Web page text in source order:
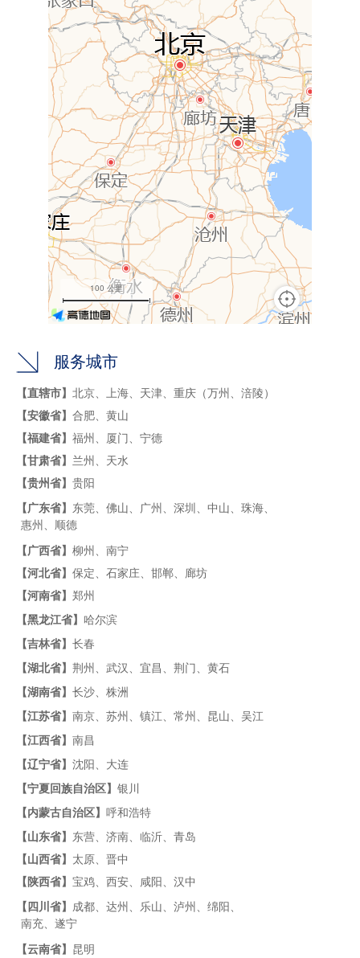
服务城市
【直辖市】 北京、上海、天津、重庆（万州、涪陵）
【安徽省】 合肥、黄山
【福建省】 福州、厦门、宁德
【甘肃省】 兰州、天水
【贵州省】 贵阳
【广东省】 东莞、佛山、广州、深圳、中山、珠海、
惠州、顺德
【广西省】 柳州、南宁
【河北省】 保定、石家庄、邯郸、廊坊
【河南省】 郑州
【黑龙江省】 哈尔滨
【吉林省】 长春
【湖北省】 荆州、武汉、宜昌、荆门、黄石
【湖南省】 长沙、株洲
【江苏省】 南京、苏州、镇江、常州、昆山、吴江
【江西省】 南昌
【辽宁省】 沈阳、大连
【宁夏回族自治区】 银川
【内蒙古自治区】 呼和浩特
【山东省】 东营、济南、临沂、青岛
【山西省】 太原、晋中
【陕西省】 宝鸡、西安、咸阳、汉中
【四川省】 成都、达州、乐山、泸州、绵阳、
南充、遂宁
【云南省】 昆明